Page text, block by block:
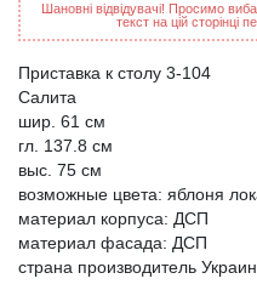
Шановні відвідувачі! Просимо
текст на цій сторінці
Приставка к столу 3-104
Салита
шир. 61 см
гл. 137.8 см
выс. 75 см
возможные цвета: яблоня
материал корпуса: ДСП
материал фасада: ДСП
страна производитель